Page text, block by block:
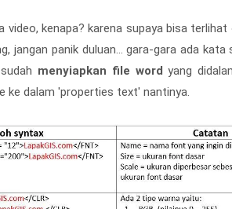
kenapa? karena supaya bisa terlihat
jangan panik duluan... gara-gara ada kata
menyiapkan file word yang
ke dalam 'properties text' nantinya.